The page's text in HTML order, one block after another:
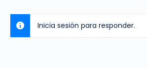
Inicia sesión para responder.